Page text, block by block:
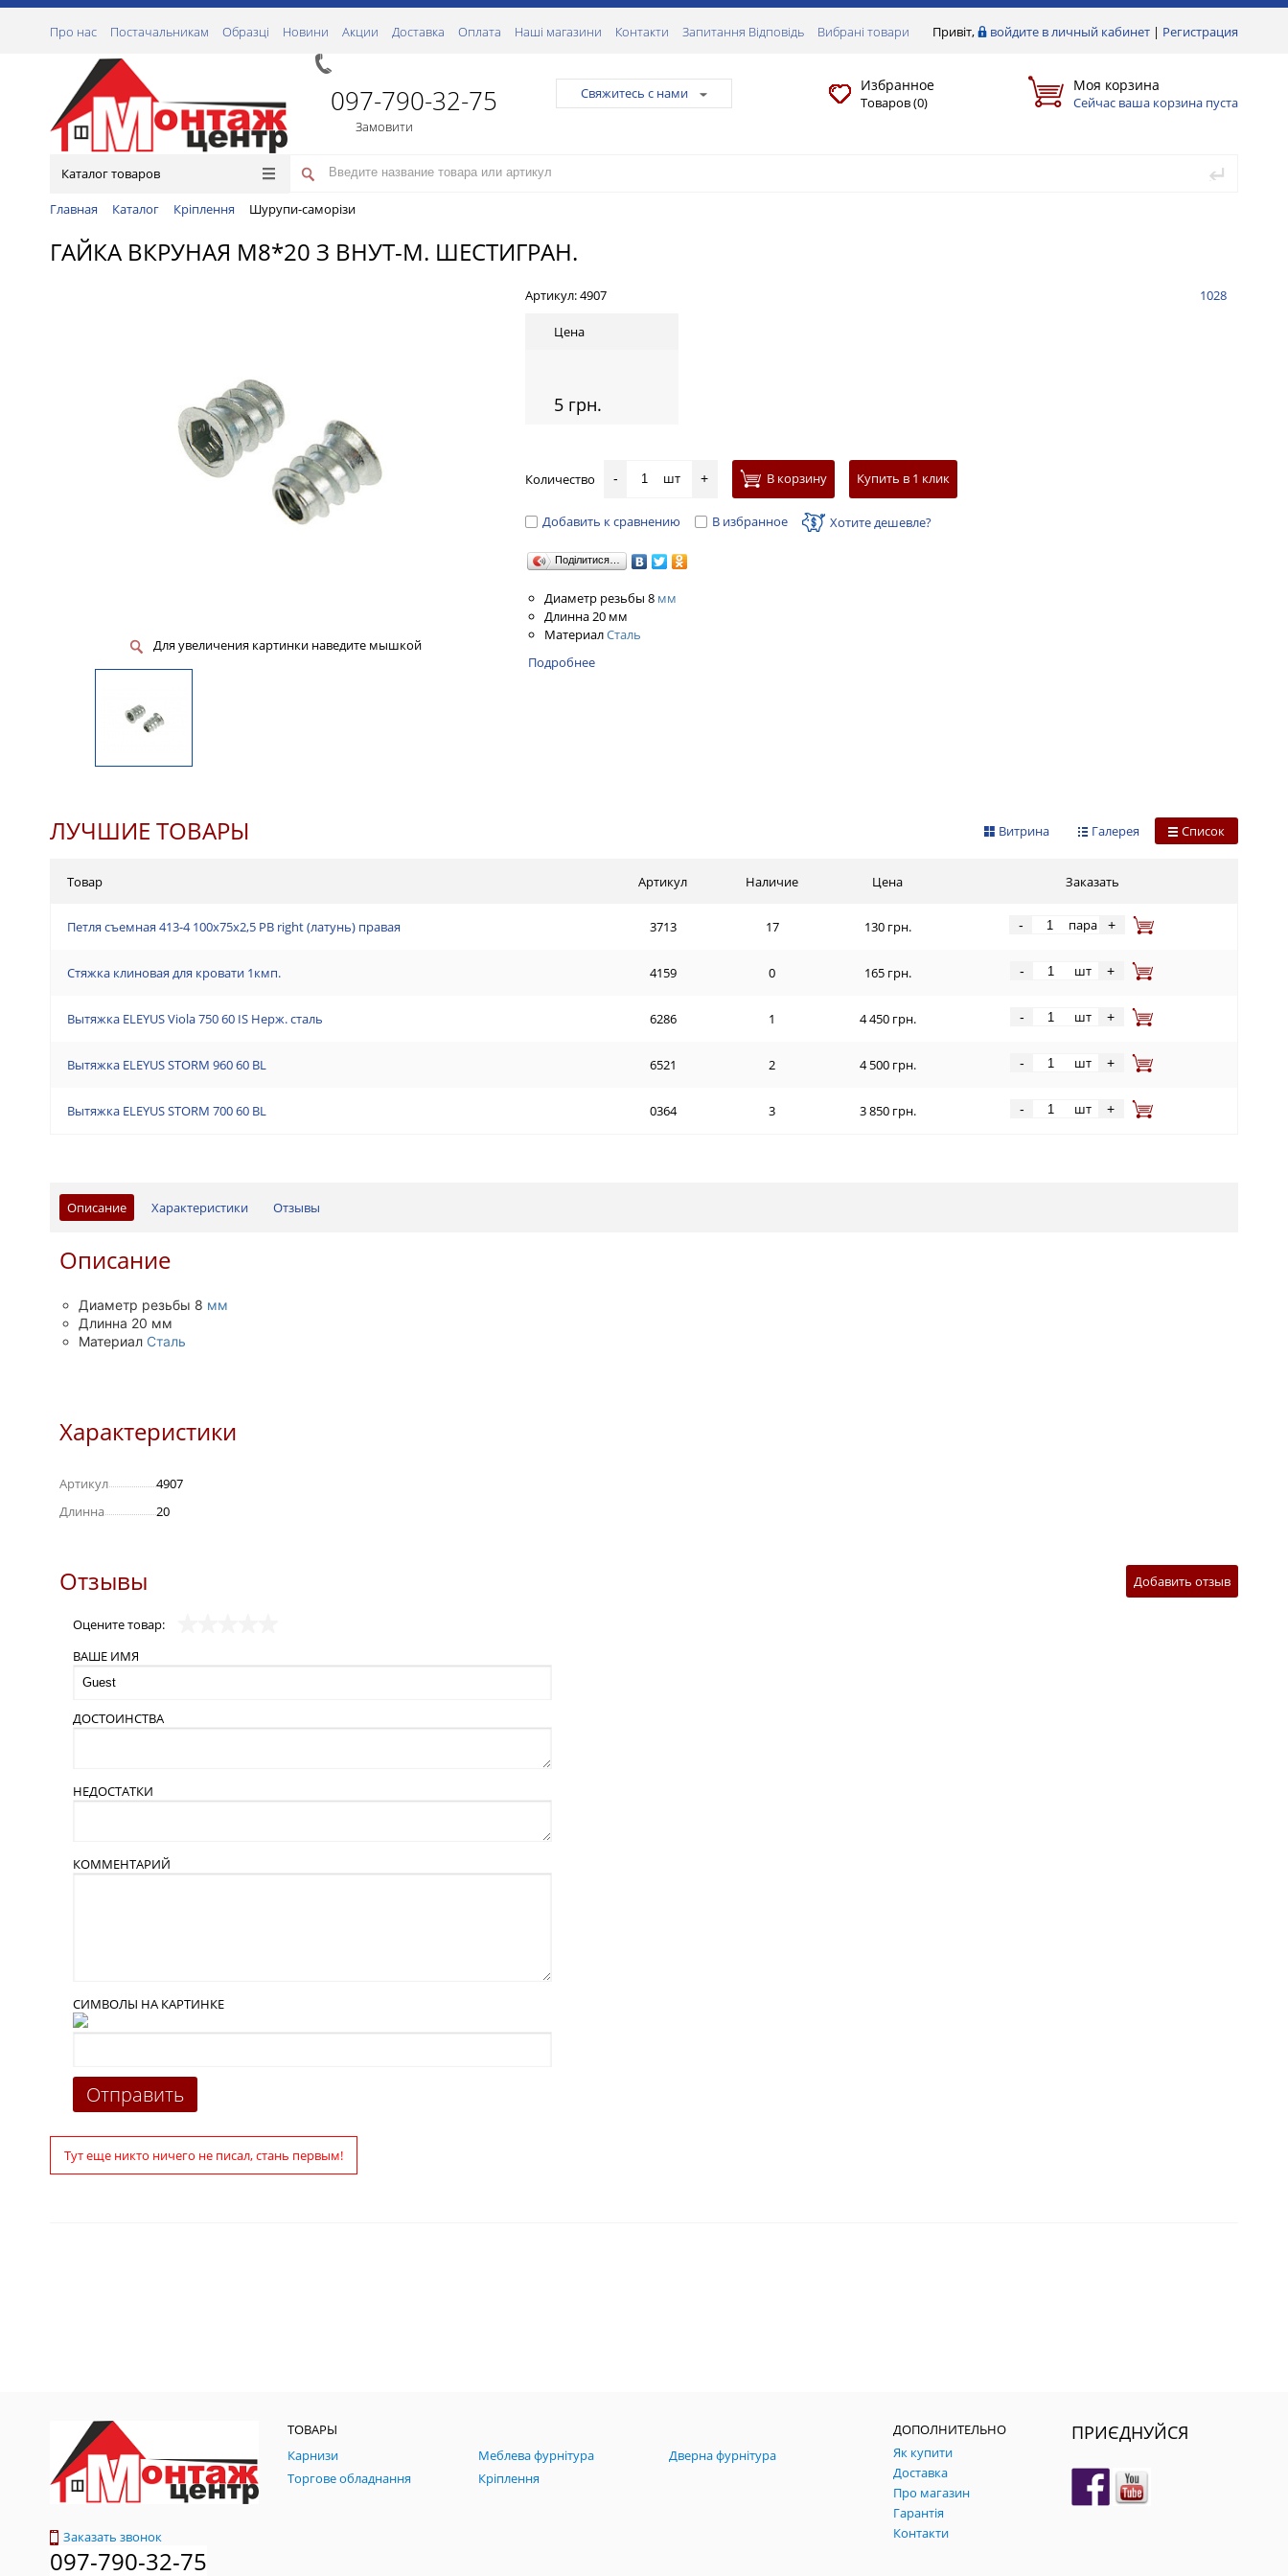
Привіт, войдите в личный кабинет | Регистрация
Про нас Постачальникам Образці Новини Акции Доставка Оплата Наші магазини Контакти Запитання Відповідь Вибрані товари
097-790-32-75
Замовити
Свяжитесь с нами Избранное
Товаров (0)
Моя корзина
Сейчас ваша корзина пуста
Каталог товаров
Главная Каталог Кріплення Шурупи-саморізи
ГАЙКА ВКРУНАЯ М8*20 З ВНУТ-М. ШЕСТИГРАН.
Для увеличения картинки наведите мышкой
Артикул:4907 1028
Цена
5 грн.
Количество - шт + В корзину Купить в 1 клик
Добавить к сравнению В избранное Хотите дешевле?
Поділитися…
Диаметр резьбы 8 мм
Длинна 20 мм
МатериалСталь
Подробнее
ЛУЧШИЕ ТОВАРЫ Список
Галерея
Витрина
Товар Артикул Наличие Цена Заказать
Петля съемная 413-4 100x75x2,5 PB right (латунь) правая 3713 17 130 грн. - пара +
Стяжка клиновая для кровати 1кмп. 4159 0 165 грн. - шт +
Вытяжка ELEYUS Viola 750 60 IS Нерж. сталь 6286 1 4 450 грн. - шт +
Вытяжка ELEYUS STORM 960 60 BL 6521 2 4 500 грн. - шт +
Вытяжка ELEYUS STORM 700 60 BL 0364 3 3 850 грн. - шт +
Описание Характеристики Отзывы
Описание
Диаметр резьбы 8 мм
Длинна 20 мм
Материал Сталь
Характеристики
Артикул
4907
Длинна
20
Отзывы Добавить отзыв
Оцените товар:
ВАШЕ ИМЯ
ДОСТОИНСТВА
НЕДОСТАТКИ
КОММЕНТАРИЙ
СИМВОЛЫ НА КАРТИНКЕ
Тут еще никто ничего не писал, стань первым!
Заказать звонок
097-790-32-75
ТОВАРЫ
Карнизи
Меблева фурнітура
Дверна фурнітура
Торгове обладнання
Кріплення
ДОПОЛНИТЕЛЬНО
Як купити
Доставка
Про магазин
Гарантія
Контакти
ПРИЄДНУЙСЯ